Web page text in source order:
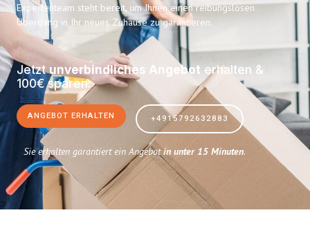
Expertenteam steht bereit, um Ihnen einen reibungslosen
Übergang in Ihr neues Zuhause zu garantieren.
Jetztunverbindliches Angebot erhalten &
100€ sparen:
ANGEBOT ERHALTEN +4915792632883
Sie erhalten garantiert ein Angebotin unter 15 Minuten.